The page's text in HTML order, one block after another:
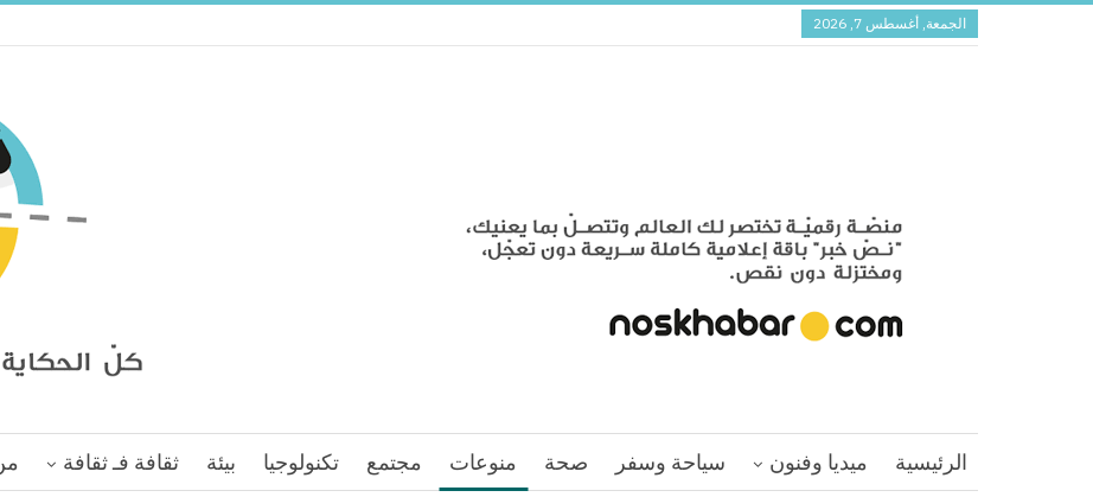
الجمعة, أغسطس 7, 2026
الرئيسية ميديا وفنون سياحة وسفر صحة منوعات مجتمع تكنولوجيا بيئة ثقافة فـ ثقافة